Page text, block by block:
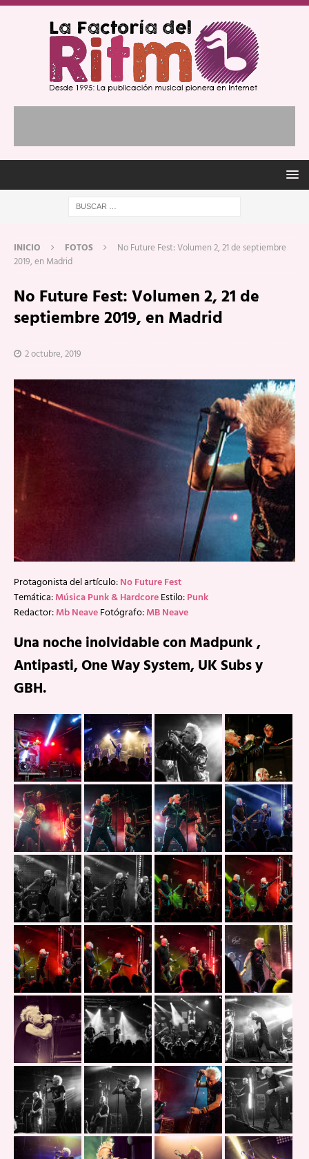
INICIO FOTOS
No Future Fest: Volumen 2, 21 de septiembre
2019, en Madrid
No Future Fest: Volumen 2, 21 de
septiembre 2019, en Madrid
2 octubre, 2019
Protagonista del artículo:No Future Fest
Temática:Música Punk & HardcoreEstilo:Punk
Redactor:Mb NeaveFotógrafo:MB Neave
Una noche inolvidable con Madpunk ,
Antipasti, One Way System, UK Subs y
GBH.